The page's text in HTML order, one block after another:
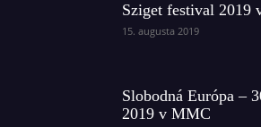
Sziget festival 2019
15. augusta 2019
Slobodná Európa –
2019 v MMC